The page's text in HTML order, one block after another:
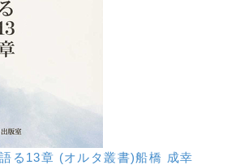
る13章 (オルタ叢書)船橋 成幸